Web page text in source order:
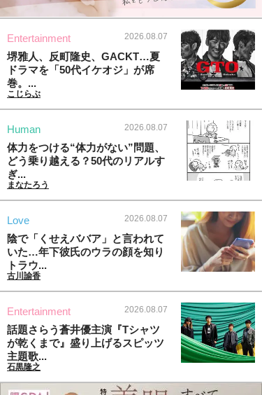
Entertainment 2026.08.07
堺雅人、反町隆史、GACKT…夏
ドラマを「50代イケオジ」が席
巻。...
こじらぶ
Human 2026.08.07
体力をつける“体力がない”問題、
どう乗り越える？50代のリアルす
ぎ...
まなたろう
Love 2026.08.07
陰で「くせえババア」と言われて
いた…年下彼氏のウラの顔を知り
トラウ...
古川諭香
Entertainment 2026.08.07
話題さらう蒼井優主演『Tシャツ
が乾くまで』盛り上げるスピッツ
主題歌...
石黒隆之